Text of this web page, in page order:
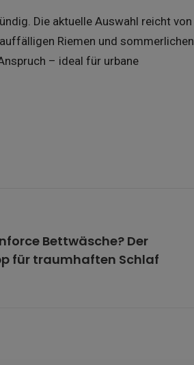
Die aktuelle Auswahl reicht von
Riemen und sommerlichen
– ideal für urbane
Bettwäsche? Der
für traumhaften Schlaf